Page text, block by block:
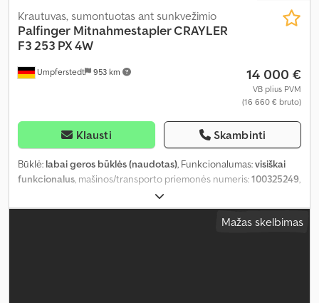
Umpferstedt 953 km
Krautuvas, sumontuotas ant sunkvežimio
Palfinger Mitnahmestapler CRAYLER
F3 253 PX 4W
14 000 €
VB plius PVM
(16 660 € bruto)
Klausti Skambinti
Būklė: labai geros būklės (naudotas), Funkcionalumas:visiškai
funkcionalus, mašinos/transporto priemonės numeris:100325249,
, veikimo valandos:
2 500 kg, kuro tipas:dyzelinas, stiebo tipas:teleskopinis, galia:
Lombardini, pavaros tipas:
Mažas skelbimas